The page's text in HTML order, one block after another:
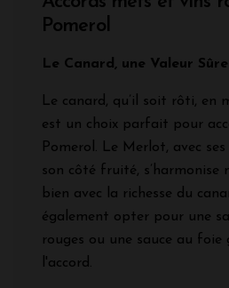
Pomerol
Le Canard, une Valeur Sûre
Le canard, qu’il soit rôti, en
est un choix parfait pour
Pomerol. Le Merlot, avec
son côté fruité, s’harmonise
bien avec la richesse du
également opter pour une
rouges ou une sauce au foie
l'accord.